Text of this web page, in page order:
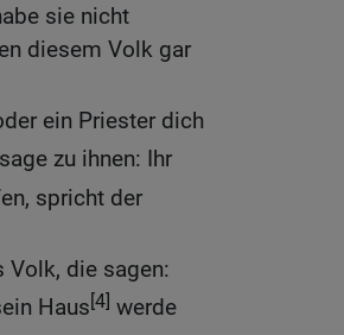
sie nicht
diesem Volk gar
ein Priester dich
zu ihnen: Ihr
spricht der
Volk, die sagen:
Haus[4] werde